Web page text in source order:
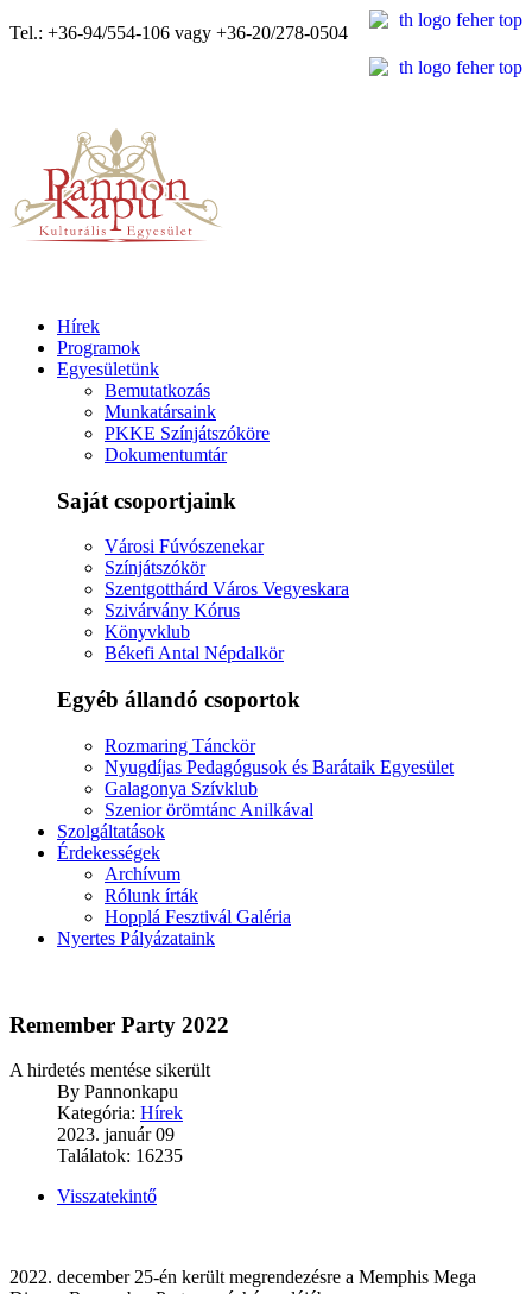
Tel.: +36-94/554-106 vagy +36-20/278-0504
Hírek
Programok
Egyesületünk
Bemutatkozás
Munkatársaink
PKKE Színjátszóköre
Dokumentumtár
Saját csoportjaink
Városi Fúvószenekar
Színjátszókör
Szentgotthárd Város Vegyeskara
Szivárvány Kórus
Könyvklub
Békefi Antal Népdalkör
Egyéb állandó csoportok
Rozmaring Tánckör
Nyugdíjas Pedagógusok és Barátaik Egyesület
Galagonya Szívklub
Szenior örömtánc Anilkával
Szolgáltatások
Érdekességek
Archívum
Rólunk írták
Hopplá Fesztivál Galéria
Nyertes Pályázataink
Remember Party 2022
A hirdetés mentése sikerült
By Pannonkapu
Kategória: Hírek
2023. január 09
Találatok: 16235
Visszatekintő
2022. december 25-én került megrendezésre a Memphis Mega